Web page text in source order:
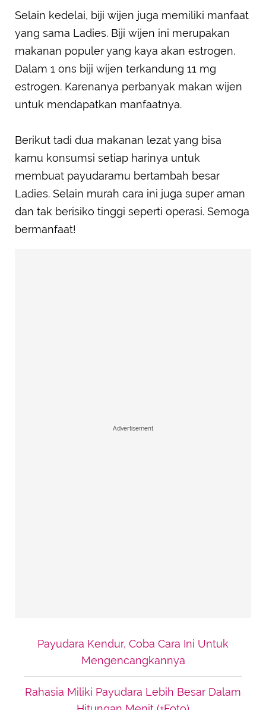
Selain kedelai, biji wijen juga memiliki manfaat
yang sama Ladies. Biji wijen ini merupakan
makanan populer yang kaya akan estrogen.
Dalam 1 ons biji wijen terkandung 11 mg
estrogen. Karenanya perbanyak makan wijen
untuk mendapatkan manfaatnya.
Berikut tadi dua makanan lezat yang bisa
kamu konsumsi setiap harinya untuk
membuat payudaramu bertambah besar
Ladies. Selain murah cara ini juga super aman
dan tak berisiko tinggi seperti operasi. Semoga
bermanfaat!
Advertisement
Payudara Kendur, Coba Cara Ini Untuk
Mengencangkannya
Rahasia Miliki Payudara Lebih Besar Dalam